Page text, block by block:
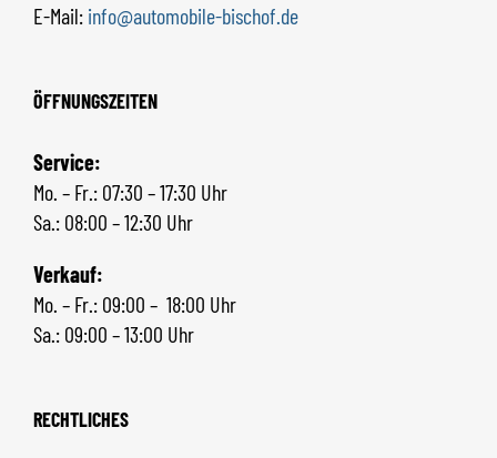
E-Mail: info@automobile-bischof.de
ÖFFNUNGSZEITEN
Service:
Mo. – Fr.: 07:30 – 17:30 Uhr
Sa.: 08:00 – 12:30 Uhr
Verkauf:
Mo. – Fr.: 09:00 – 18:00 Uhr
Sa.: 09:00 – 13:00 Uhr
RECHTLICHES